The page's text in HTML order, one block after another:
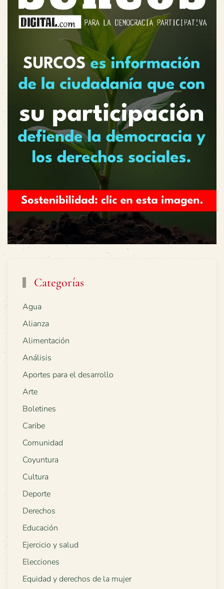
Categorías
Agua
Alianza
Alimentación
Análisis
Aportes para el desarrollo
Arte
Boletines
Caribe
Comunidad
Coyuntura
Cultura
Deporte
Derechos
Educación
Ejercicio y salud
Elecciones
Equidad y derechos de la mujer